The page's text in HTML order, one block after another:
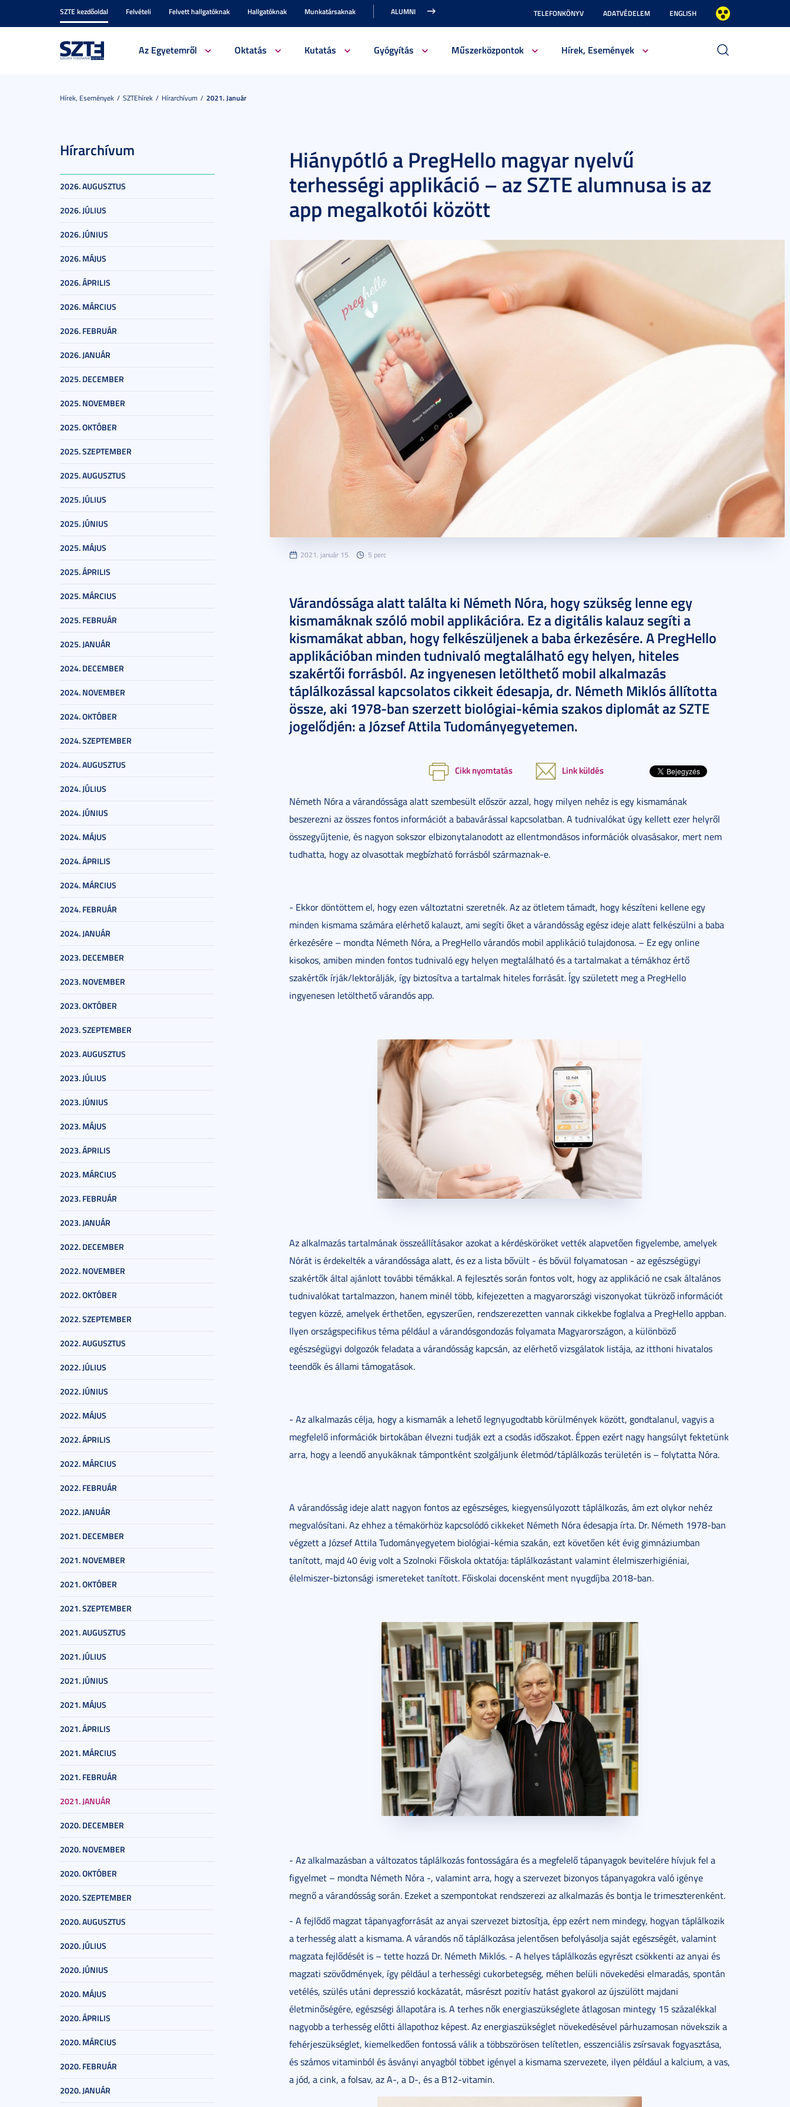
SZTE kezdőoldal Felvételi Felvett hallgatóknak Hallgatóknak Munkatársaknak ALUMNI TELEFONKÖNYV ADATVÉDELEM ENGLISH
Az Egyetemről Oktatás Kutatás Gyógyítás Műszerközpontok Hírek, Események
Hírek, Események SZTEhírek Hírarchívum 2021. Január
Hírarchívum
2026. AUGUSZTUS
2026. JÚLIUS
2026. JÚNIUS
2026. MÁJUS
2026. ÁPRILIS
2026. MÁRCIUS
2026. FEBRUÁR
2026. JANUÁR
2025. DECEMBER
2025. NOVEMBER
2025. OKTÓBER
2025. SZEPTEMBER
2025. AUGUSZTUS
2025. JÚLIUS
2025. JÚNIUS
2025. MÁJUS
2025. ÁPRILIS
2025. MÁRCIUS
2025. FEBRUÁR
2025. JANUÁR
2024. DECEMBER
2024. NOVEMBER
2024. OKTÓBER
2024. SZEPTEMBER
2024. AUGUSZTUS
2024. JÚLIUS
2024. JÚNIUS
2024. MÁJUS
2024. ÁPRILIS
2024. MÁRCIUS
2024. FEBRUÁR
2024. JANUÁR
2023. DECEMBER
2023. NOVEMBER
2023. OKTÓBER
2023. SZEPTEMBER
2023. AUGUSZTUS
2023. JÚLIUS
2023. JÚNIUS
2023. MÁJUS
2023. ÁPRILIS
2023. MÁRCIUS
2023. FEBRUÁR
2023. JANUÁR
2022. DECEMBER
2022. NOVEMBER
2022. OKTÓBER
2022. SZEPTEMBER
2022. AUGUSZTUS
2022. JÚLIUS
2022. JÚNIUS
2022. MÁJUS
2022. ÁPRILIS
2022. MÁRCIUS
2022. FEBRUÁR
2022. JANUÁR
2021. DECEMBER
2021. NOVEMBER
2021. OKTÓBER
2021. SZEPTEMBER
2021. AUGUSZTUS
2021. JÚLIUS
2021. JÚNIUS
2021. MÁJUS
2021. ÁPRILIS
2021. MÁRCIUS
2021. FEBRUÁR
2021. JANUÁR
2020. DECEMBER
2020. NOVEMBER
2020. OKTÓBER
2020. SZEPTEMBER
2020. AUGUSZTUS
2020. JÚLIUS
2020. JÚNIUS
2020. MÁJUS
2020. ÁPRILIS
2020. MÁRCIUS
2020. FEBRUÁR
2020. JANUÁR
Hiánypótló a PregHello magyar nyelvű
terhességi applikáció – az SZTE alumnusa is az
app megalkotói között
2021. január 15. 5 perc
Várandóssága alatt találta ki Németh Nóra, hogy szükség lenne egy
kismamáknak szóló mobil applikációra. Ez a digitális kalauz segíti a
kismamákat abban, hogy felkészüljenek a baba érkezésére. A PregHello
applikációban minden tudnivaló megtalálható egy helyen, hiteles
szakértői forrásból. Az ingyenesen letölthető mobil alkalmazás
táplálkozással kapcsolatos cikkeit édesapja, dr. Németh Miklós állította
össze, aki 1978-ban szerzett biológiai-kémia szakos diplomát az SZTE
jogelődjén: a József Attila Tudományegyetemen.
Cikk nyomtatás Link küldés
Németh Nóra a várandóssága alatt szembesült először azzal, hogy milyen nehéz is egy kismamának
beszerezni az összes fontos információt a babavárással kapcsolatban. A tudnivalókat úgy kellett ezer helyről
összegyűjtenie, és nagyon sokszor elbizonytalanodott az ellentmondásos információk olvasásakor, mert nem
tudhatta, hogy az olvasottak megbízható forrásból származnak-e.
- Ekkor döntöttem el, hogy ezen változtatni szeretnék. Az az ötletem támadt, hogy készíteni kellene egy
minden kismama számára elérhető kalauzt, ami segíti őket a várandósság egész ideje alatt felkészülni a baba
érkezésére – mondta Németh Nóra, a PregHello várandós mobil applikáció tulajdonosa. – Ez egy online
kisokos, amiben minden fontos tudnivaló egy helyen megtalálható és a tartalmakat a témákhoz értő
szakértők írják/lektorálják, így biztosítva a tartalmak hiteles forrását. Így született meg a PregHello
ingyenesen letölthető várandós app.
Az alkalmazás tartalmának összeállításakor azokat a kérdésköröket vették alapvetően figyelembe, amelyek
Nórát is érdekelték a várandóssága alatt, és ez a lista bővült - és bővül folyamatosan - az egészségügyi
szakértők által ajánlott további témákkal. A fejlesztés során fontos volt, hogy az applikáció ne csak általános
tudnivalókat tartalmazzon, hanem minél több, kifejezetten a magyarországi viszonyokat tükröző információt
tegyen közzé, amelyek érthetően, egyszerűen, rendszerezetten vannak cikkekbe foglalva a PregHello appban.
Ilyen országspecifikus téma például a várandósgondozás folyamata Magyarországon, a különböző
egészségügyi dolgozók feladata a várandósság kapcsán, az elérhető vizsgálatok listája, az itthoni hivatalos
teendők és állami támogatások.
- Az alkalmazás célja, hogy a kismamák a lehető legnyugodtabb körülmények között, gondtalanul, vagyis a
megfelelő információk birtokában élvezni tudják ezt a csodás időszakot. Éppen ezért nagy hangsúlyt fektetünk
arra, hogy a leendő anyukáknak támpontként szolgáljunk életmód/táplálkozás területén is – folytatta Nóra.
A várandósság ideje alatt nagyon fontos az egészséges, kiegyensúlyozott táplálkozás, ám ezt olykor nehéz
megvalósítani. Az ehhez a témakörhöz kapcsolódó cikkeket Németh Nóra édesapja írta. Dr. Németh 1978-ban
végzett a József Attila Tudományegyetem biológiai-kémia szakán, ezt követően két évig gimnáziumban
tanított, majd 40 évig volt a Szolnoki Főiskola oktatója: táplálkozástant valamint élelmiszerhigiéniai,
élelmiszer-biztonsági ismereteket tanított. Főiskolai docensként ment nyugdíjba 2018-ban.
- Az alkalmazásban a változatos táplálkozás fontosságára és a megfelelő tápanyagok bevitelére hívjuk fel a
figyelmet – mondta Németh Nóra -, valamint arra, hogy a szervezet bizonyos tápanyagokra való igénye
megnő a várandósság során. Ezeket a szempontokat rendszerezi az alkalmazás és bontja le trimeszterenként.
- A fejlődő magzat tápanyagforrását az anyai szervezet biztosítja, épp ezért nem mindegy, hogyan táplálkozik
a terhesség alatt a kismama. A várandós nő táplálkozása jelentősen befolyásolja saját egészségét, valamint
magzata fejlődését is – tette hozzá Dr. Németh Miklós. - A helyes táplálkozás egyrészt csökkenti az anyai és
magzati szövődmények, így például a terhességi cukorbetegség, méhen belüli növekedési elmaradás, spontán
vetélés, szülés utáni depresszió kockázatát, másrészt pozitív hatást gyakorol az újszülött majdani
életminőségére, egészségi állapotára is. A terhes nők energiaszükséglete átlagosan mintegy 15 százalékkal
nagyobb a terhesség előtti állapothoz képest. Az energiaszükséglet növekedésével párhuzamosan növekszik a
fehérjeszükséglet, kiemelkedően fontossá válik a többszörösen telítetlen, esszenciális zsírsavak fogyasztása,
és számos vitaminból és ásványi anyagból többet igényel a kismama szervezete, ilyen például a kalcium, a vas,
a jód, a cink, a folsav, az A-, a D-, és a B12-vitamin.